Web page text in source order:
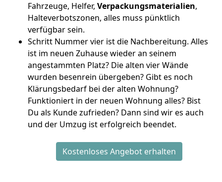
Fahrzeuge, Helfer, Verpackungsmaterialien,
Halteverbotszonen, alles muss pünktlich
verfügbar sein.
Schritt Nummer vier ist die Nachbereitung. Alles
ist im neuen Zuhause wieder an seinem
angestammten Platz? Die alten vier Wände
wurden besenrein übergeben? Gibt es noch
Klärungsbedarf bei der alten Wohnung?
Funktioniert in der neuen Wohnung alles? Bist
Du als Kunde zufrieden? Dann sind wir es auch
und der Umzug ist erfolgreich beendet.
Kostenloses Angebot erhalten